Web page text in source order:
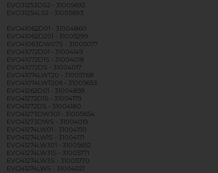
EVO31253DS2 - 31005692
EVO31254LS2 - 31005693
EVO41062D01 - 31004860
EVO41062D201 - 31005299
EVO41063DW07S - 31005077
EVO41072D01 - 31004149
EVO41072D1S - 31004018
EVO41072DS - 31004017
EVO41074LWT20 - 31005768
EVO41074LWT206 - 31005653
EVO41262D01 - 31004859
EVO41272D1S - 31004179
EVO41272DS - 31004180
EVO41273DW301 - 31005654
EVO41273DWS - 31004019
EVO41274LW01 - 31004150
EVO41274LW1S - 31004171
EVO41274LW301 - 31005652
EVO41274LW31S - 31005771
EVO41274LW3S - 31005770
EVO41274LWS - 31004021